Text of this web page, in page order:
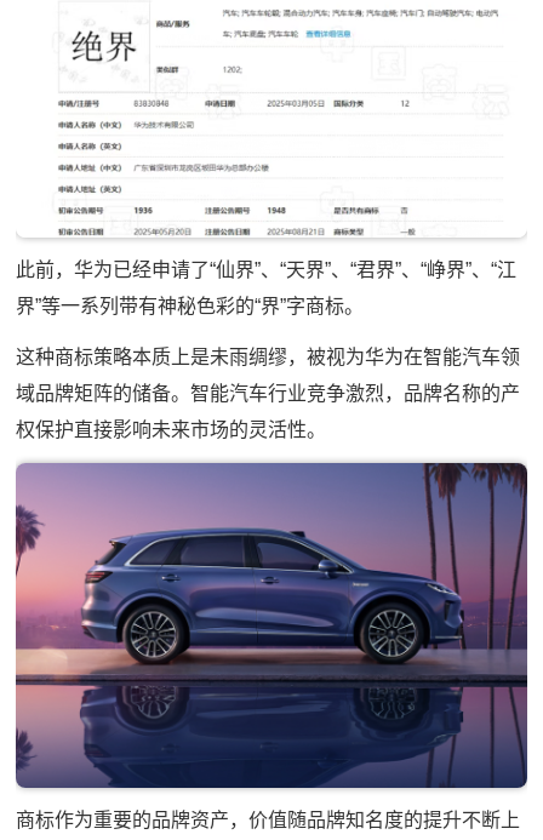
此前，华为已经申请了“仙界”、“天界”、“君界”、“峥界”、“江
界”等一系列带有神秘色彩的“界”字商标。
这种商标策略本质上是未雨绸缪，被视为华为在智能汽车领
域品牌矩阵的储备。智能汽车行业竞争激烈，品牌名称的产
权保护直接影响未来市场的灵活性。
商标作为重要的品牌资产，价值随品牌知名度的提升不断上